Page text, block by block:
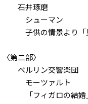
石井琢磨
シューマン
子供の情景より「見
〈第二部〉
ベルリン交響楽団
モーツァルト
「フィガロの結婚